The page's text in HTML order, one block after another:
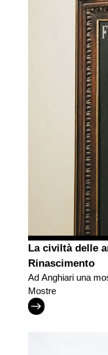
La civiltà delle
Rinascimento
Ad Anghiari una
uomini del
Mostre